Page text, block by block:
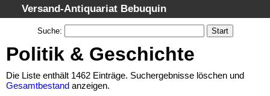
Versand-Antiquariat Bebuquin
Startseite
Suche
Schlagwörter
Suche:
Politik & Geschichte
Die Liste enthält 1462 Einträge. Suchergebnisse löschen und
Gesamtbestand anzeigen.